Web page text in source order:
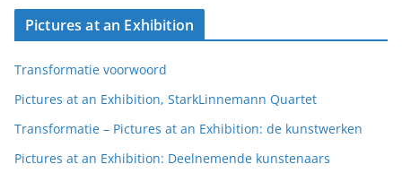
Pictures at an Exhibition
Transformatie voorwoord
Pictures at an Exhibition, StarkLinnemann Quartet
Transformatie – Pictures at an Exhibition: de kunstwerken
Pictures at an Exhibition: Deelnemende kunstenaars